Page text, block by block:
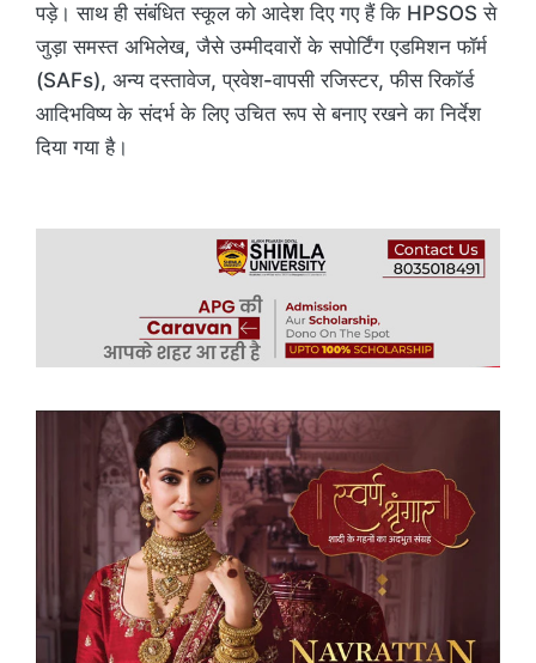
पड़े। साथ ही संबंधित स्कूल को आदेश दिए गए हैं कि HPSOS से
जुड़ा समस्त अभिलेख, जैसे उम्मीदवारों के सपोर्टिंग एडमिशन फॉर्म
(SAFs), अन्य दस्तावेज, प्रवेश-वापसी रजिस्टर, फीस रिकॉर्ड
आदिभविष्य के संदर्भ के लिए उचित रूप से बनाए रखने का निर्देश
दिया गया है।